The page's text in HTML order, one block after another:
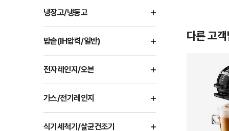
냉장고/냉동고
밥솥(IH압력/일반)
전자레인지/오븐
가스/전기레인지
식기세척기/살균건조기
다른 고